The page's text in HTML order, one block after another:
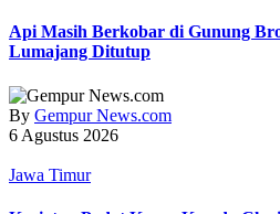
Api Masih Berkobar di Gunung
Lumajang Ditutup
By Gempur News.com
6 Agustus 2026
Jawa Timur